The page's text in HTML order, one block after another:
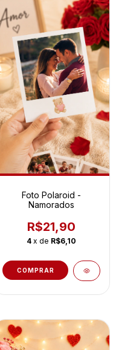
Foto Polaroid -
Namorados
R$21,90
4 x de R$6,10
COMPRAR